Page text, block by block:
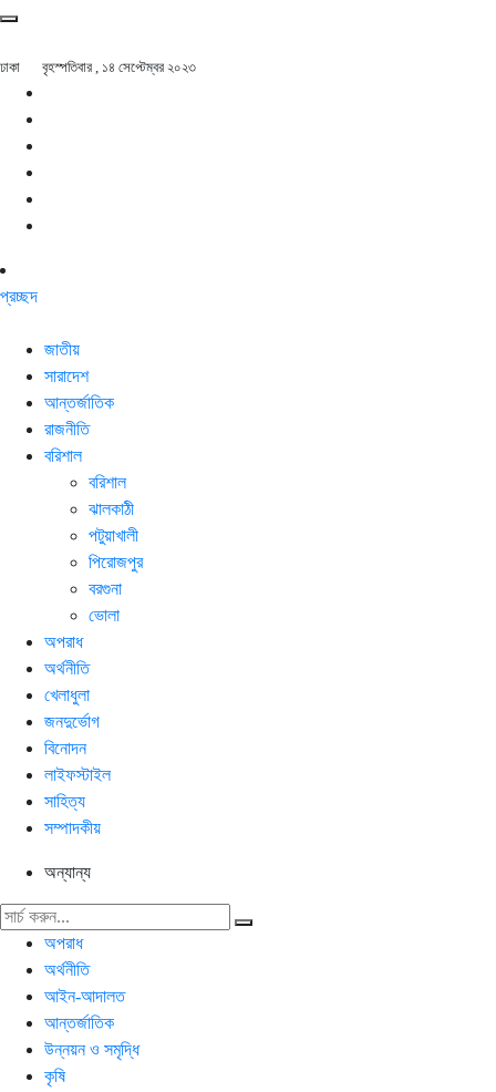
ঢাকা বৃহস্পতিবার , ১৪ সেপ্টেম্বর ২০২৩
প্রচ্ছদ
জাতীয়
সারাদেশ
আন্তর্জাতিক
রাজনীতি
বরিশাল
বরিশাল
ঝালকাঠী
পটুয়াখালী
পিরোজপুর
বরগুনা
ভোলা
অপরাধ
অর্থনীতি
খেলাধুলা
জনদুর্ভোগ
বিনোদন
লাইফস্টাইল
সাহিত্য
সম্পাদকীয়
অন্যান্য
অপরাধ
অর্থনীতি
আইন-আদালত
আন্তর্জাতিক
উন্নয়ন ও সমৃদ্ধি
কৃষি